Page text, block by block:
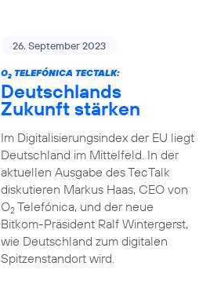
26. September 2023
O2TELEFÓNICA TECTALK:
Deutschlands
Zukunft stärken
Im Digitalisierungsindex der EU liegt
Deutschland im Mittelfeld. In der
aktuellen Ausgabe des TecTalk
diskutieren Markus Haas, CEO von
O2Telefónica, und der neue
Bitkom-Präsident Ralf Wintergerst,
wie Deutschland zum digitalen
Spitzenstandort wird.